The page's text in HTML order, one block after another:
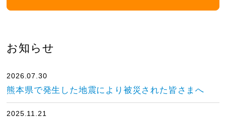
お知らせ
2026.07.30
熊本県で発生した地震により被災された皆さまへ
2025.11.21